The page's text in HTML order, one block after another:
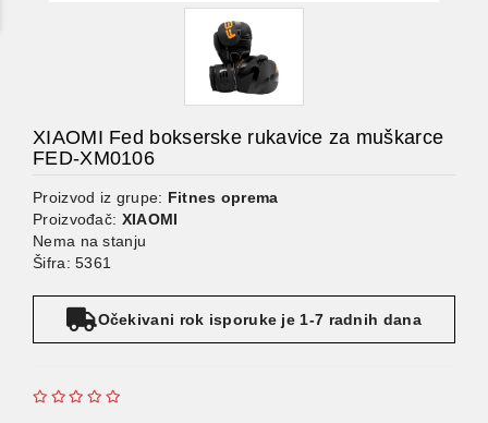
XIAOMI Fed bokserske rukavice za muškarce
FED-XM0106
Proizvod iz grupe: Fitnes oprema
Proizvođač: XIAOMI
Nema na stanju
Šifra: 5361
Očekivani rok isporuke je 1-7 radnih dana